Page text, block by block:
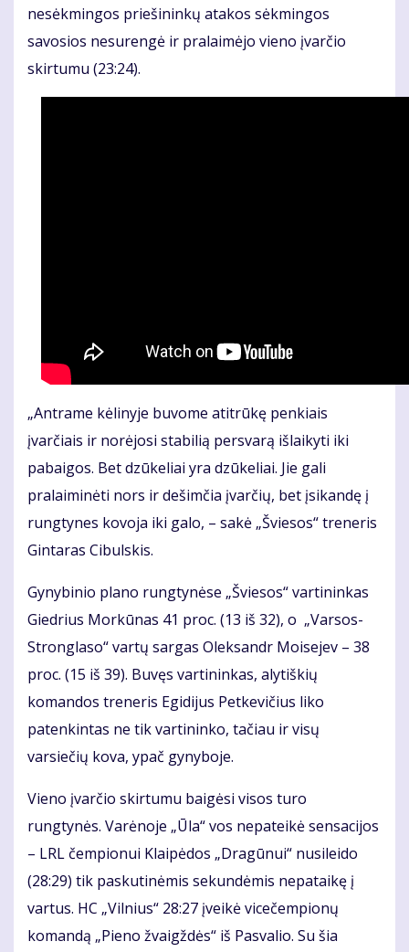
nesėkmingos priešininkų atakos sėkmingos
savosios nesurengė ir pralaimėjo vieno įvarčio
skirtumu (23:24).
„Antrame kėlinyje buvome atitrūkę penkiais
įvarčiais ir norėjosi stabilią persvarą išlaikyti iki
pabaigos. Bet dzūkeliai yra dzūkeliai. Jie gali
pralaiminėti nors ir dešimčia įvarčių, bet įsikandę į
rungtynes kovoja iki galo, – sakė „Šviesos“ treneris
Gintaras Cibulskis.
Gynybinio plano rungtynėse „Šviesos“ vartininkas
Giedrius Morkūnas 41 proc. (13 iš 32), o „Varsos-
Stronglaso“ vartų sargas Oleksandr Moisejev – 38
proc. (15 iš 39). Buvęs vartininkas, alytiškių
komandos treneris Egidijus Petkevičius liko
patenkintas ne tik vartininko, tačiau ir visų
varsiečių kova, ypač gynyboje.
Vieno įvarčio skirtumu baigėsi visos turo
rungtynės. Varėnoje „Ūla“ vos nepateikė sensacijos
– LRL čempionui Klaipėdos „Dragūnui“ nusileido
(28:29) tik paskutinėmis sekundėmis nepataikę į
vartus. HC „Vilnius“ 28:27 įveikė vicečempionų
komandą „Pieno žvaigždės“ iš Pasvalio. Su šia